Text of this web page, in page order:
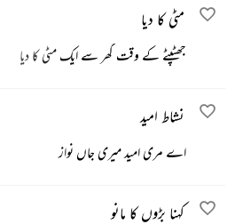
مٹی کا دیا
جھٹپٹے کے وقت گھر سے ایک مٹی کا دیا
نشاط امید
اے مری امید میری جاں نواز
کہنا بڑوں کا مانو